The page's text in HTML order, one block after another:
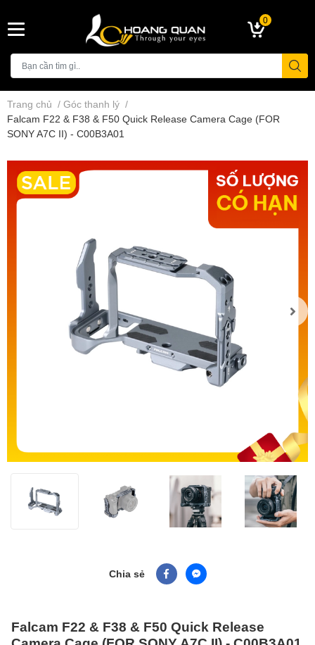
0
Trang chủ / Góc thanh lý /
Falcam F22 & F38 & F50 Quick Release Camera Cage (FOR
SONY A7C II) - C00B3A01
Chia sẻ
Falcam F22 & F38 & F50 Quick Release